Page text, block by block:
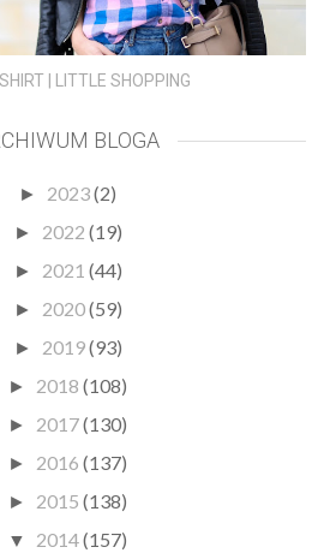
| LITTLE SHOPPING
BLOGA
► 2023(2)
► 2022 (19)
► 2021 (44)
► 2020(59)
► 2019(93)
► 2018 (108)
► 2017(130)
► 2016 (137)
► 2015 (138)
▼ 2014(157)